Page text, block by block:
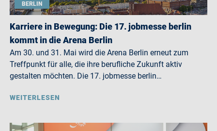
BERLIN
Karriere in Bewegung: Die 17. jobmesse berlin
kommt in die Arena Berlin
Am 30. und 31. Mai wird die Arena Berlin erneut zum
Treffpunkt für alle, die ihre berufliche Zukunft aktiv
gestalten möchten. Die 17. jobmesse berlin…
WEITERLESEN